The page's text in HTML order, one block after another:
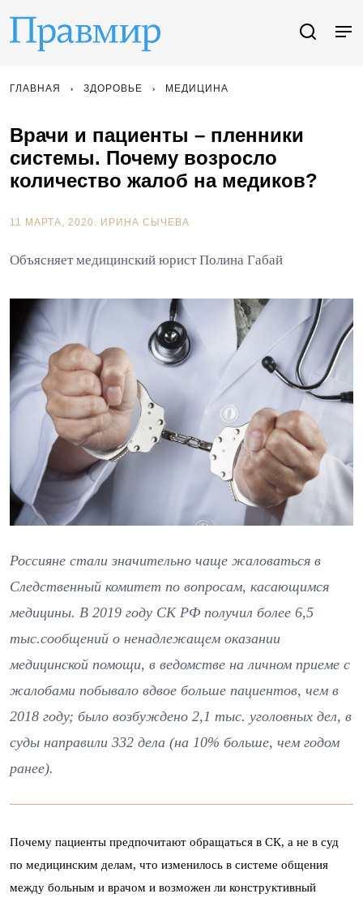
ГЛАВНАЯ ЗДОРОВЬЕ МЕДИЦИНА
Врачи и пациенты – пленники
системы. Почему возросло
количество жалоб на медиков?
11 МАРТА, 2020. ИРИНА СЫЧЕВА
Объясняет медицинский юрист Полина Габай
Россияне стали значительно чаще жаловаться в
Следственный комитет по вопросам, касающимся
медицины. В 2019 году СК РФ получил более 6,5
тыс.сообщений о ненадлежащем оказании
медицинской помощи, в ведомстве на личном приеме с
жалобами побывало вдвое больше пациентов, чем в
2018 году; было возбуждено 2,1 тыс. уголовных дел, в
суды направили 332 дела (на 10% больше, чем годом
ранее).
Почему пациенты предпочитают обращаться в СК, а не в суд
по медицинским делам, что изменилось в системе общения
между больным и врачом и возможен ли конструктивный